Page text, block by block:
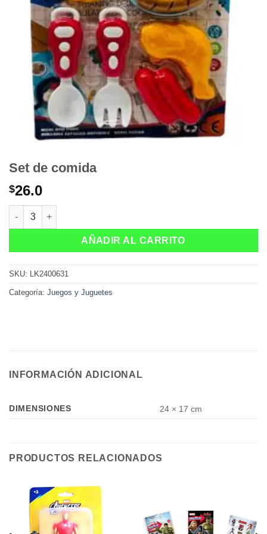
Set de comida
$26.0
Set de comida cantidad
AÑADIR AL CARRITO
SKU: LK2400631
Categoría: Juegos y Juguetes
INFORMACIÓN ADICIONAL
DIMENSIONES 24 × 17 cm
PRODUCTOS RELACIONADOS